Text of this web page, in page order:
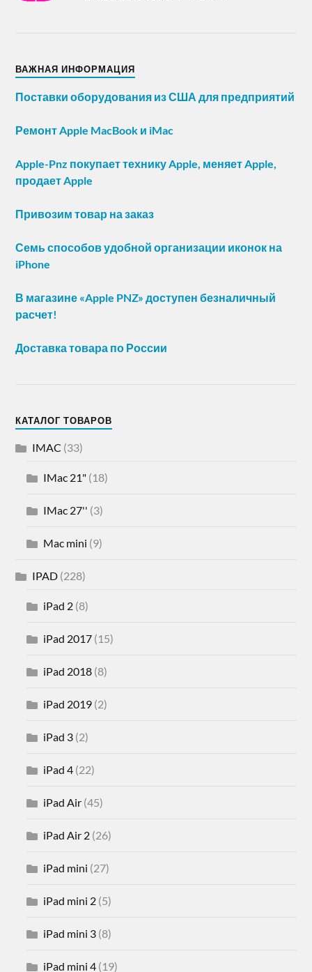
ВАЖНАЯ ИНФОРМАЦИЯ
Поставки оборудования из США для предприятий
Ремонт Apple MacBook и iMac
Apple-Pnz покупает технику Apple, меняет Apple,
продает Apple
Привозим товар на заказ
Семь способов удобной организации иконок на
iPhone
В магазине «Apple PNZ» доступен безналичный
расчет!
Доставка товара по России
КАТАЛОГ ТОВАРОВ
IMAC (33)
IMac 21" (18)
IMac 27'' (3)
Mac mini (9)
IPAD (228)
iPad 2 (8)
iPad 2017 (15)
iPad 2018 (8)
iPad 2019 (2)
iPad 3 (2)
iPad 4 (22)
iPad Air (45)
iPad Air 2 (26)
iPad mini (27)
iPad mini 2 (5)
iPad mini 3 (8)
iPad mini 4 (19)